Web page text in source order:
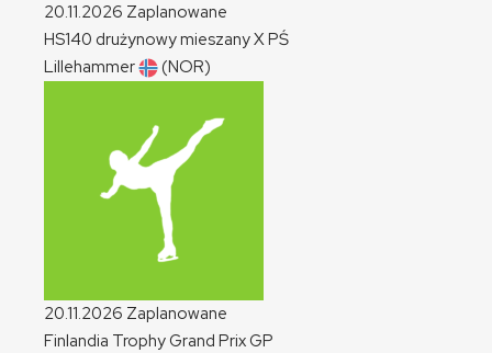
20.11.2026 Zaplanowane
HS140 drużynowy mieszanyXPŚ
Lillehammer
(NOR)
20.11.2026 Zaplanowane
Finlandia Trophy Grand PrixGP